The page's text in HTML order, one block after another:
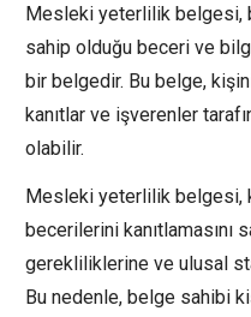
Mesleki yeterlilik belgesi,
sahip olduğu beceri ve
bir belgedir. Bu belge,
kanıtlar ve işverenler
olabilir.
Mesleki yeterlilik belgesi,
becerilerini kanıtlamasını
gerekliliklerine ve ulusal
Bu nedenle, belge sahibi